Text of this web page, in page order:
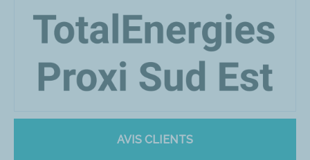
AVIS CLIENTS